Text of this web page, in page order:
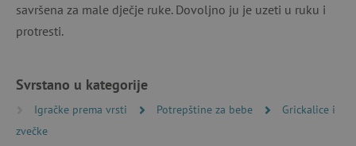
savršena za male dječje ruke. Dovoljno ju je uzeti u ruku i
protresti.
Svrstano u kategorije
Igračke prema vrsti Potrepštine za bebe
Grickalice i
zvečke